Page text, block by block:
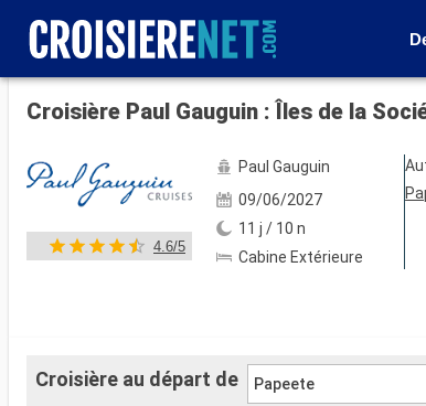
Voir les 35 autres photos
Croisière Paul Gauguin : Îles de la
4.6/5
Paul Gauguin
09/06/2027
11 j / 10 n
Cabine Extérieure
Croisière au départ de Papeete